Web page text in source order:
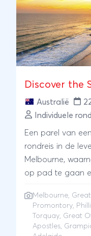
Discover the
Australië
Individuele
Een parel van
rondreis in de
Melbourne,
op pad te gaan
Wilsons
idyllische
Island, waar
Melbourne,
Promontory,
Torquay, Great
Apostles,